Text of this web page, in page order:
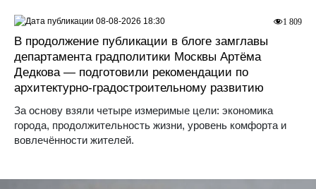
В продолжение публикации в блоге замглавы
департамента градполитики Москвы Артёма
Дедкова — подготовили рекомендации по
архитектурно-градостроительному развитию
За основу взяли четыре измеримые цели: экономика
города, продолжительность жизни, уровень комфорта и
вовлечённости жителей.
1 809
08-08-2026 18:30